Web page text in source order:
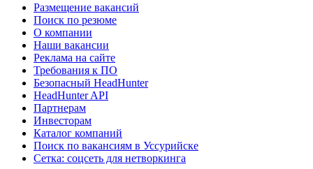
Размещение вакансий
Поиск по резюме
О компании
Наши вакансии
Реклама на сайте
Требования к ПО
Безопасный HeadHunter
HeadHunter API
Партнерам
Инвесторам
Каталог компаний
Поиск по вакансиям в Уссурийске
Сетка: соцсеть для нетворкинга